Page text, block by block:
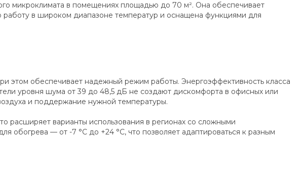
микроклимата в помещениях площадью до 70 м². Она обеспечивает
в широком диапазоне температур и оснащена функциями для
этом обеспечивает надежный режим работы. Энергоэффективность класса
уровня шума от 39 до 48,5 дБ не создают дискомфорта в офисных или
и поддержание нужной температуры.
расширяет варианты использования в регионах со сложными
обогрева — от -7 °C до +24 °C, что позволяет адаптироваться к разным